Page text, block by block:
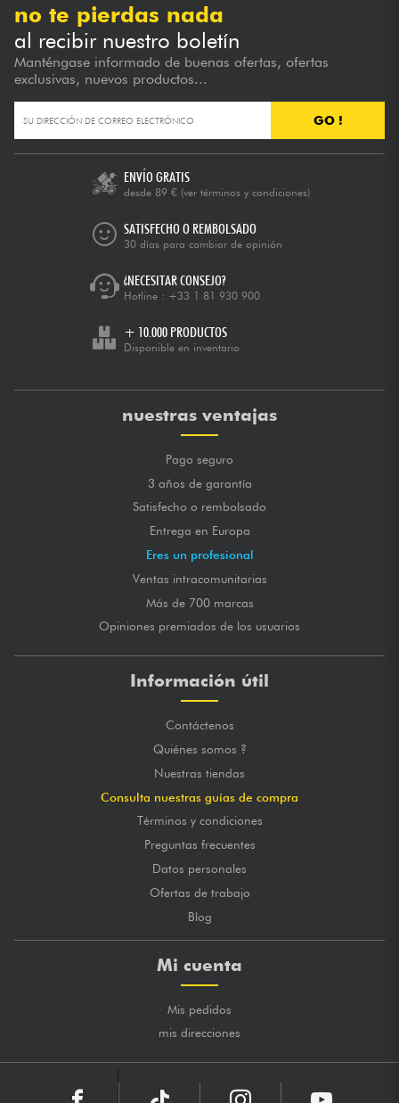
no te pierdas nada
al recibir nuestro boletín
Manténgase informado de buenas ofertas, ofertas
exclusivas, nuevos productos...
GO !
ENVÍO GRATIS
desde 89 € (ver términos y condiciones)
SATISFECHO O REMBOLSADO
30 días para cambiar de opinión
¿NECESITAR CONSEJO?
Hotline : +33 1 81 930 900
+ 10.000 PRODUCTOS
Disponible en inventario
nuestras ventajas
Pago seguro
3 años de garantía
Satisfecho o rembolsado
Entrega en Europa
Eres un profesional
Ventas intracomunitarias
Más de 700 marcas
Opiniones premiados de los usuarios
Información útil
Contáctenos
Quiénes somos ?
Nuestras tiendas
Consulta nuestras guías de compra
Términos y condiciones
Preguntas frecuentes
Datos personales
Ofertas de trabajo
Blog
Mi cuenta
Mis pedidos
mis direcciones